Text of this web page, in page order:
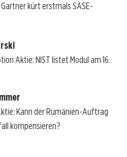
kürt erstmals SASE-
Aktie: NIST listet Modul am 16.
Kann der Rumänien-Auftrag
kompensieren?